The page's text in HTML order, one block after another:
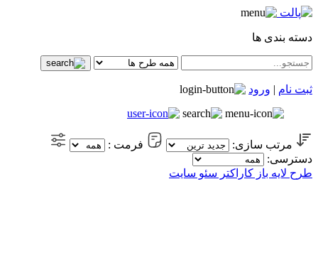
دسته بندی ها
ثبت نام | ورود
مرتب سازی:
فرمت :
دسترسی:
طرح لایه باز کاراکتر سئو سایت